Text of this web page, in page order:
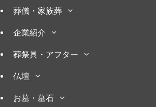
葬儀・家族葬
企業紹介
葬祭具・アフター
仏壇
お墓・墓石